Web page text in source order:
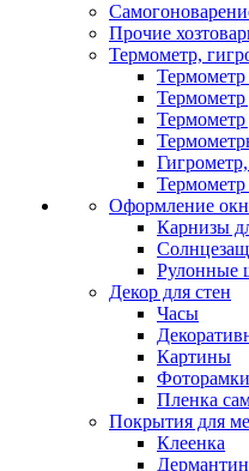
Прочие
Термометр,
Термометр
Оформление
Карнизы
Рулонные
Декор для стен
Часы
Картины
Фоторамки
Пленка
Покрытия для
Клеенка